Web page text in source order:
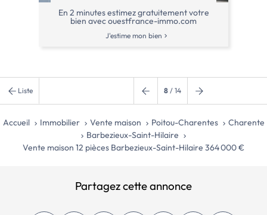
[…] Voir l’annonce immobilière >>
En 2 minutes estimez gratuitement votre
bien avec ouestfrance-immo.com
J'estime mon bien
Liste 8 / 14
Accueil Immobilier Vente maison Poitou-Charentes
Charente
Barbezieux-Saint-Hilaire
Vente maison 12 pièces Barbezieux-Saint-Hilaire 364 000 €
Partagez cette annonce